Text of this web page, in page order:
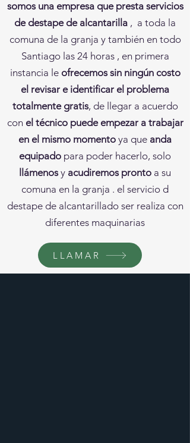
somos una empresa que presta servicios
de destape de alcantarilla , a toda la
comuna de la granja y también en todo
Santiago las 24 horas , en primera
instancia le ofrecemos sin ningún costo
el revisar e identificar el problema
totalmente gratis, de llegar a acuerdo
con el técnico puede empezar a trabajar
en el mismo momento ya que anda
equipado para poder hacerlo, solo
llámenosy acudiremos pronto a su
comuna en la granja . el servicio d
destape de alcantarillado ser realiza con
diferentes maquinarias
LLAMAR